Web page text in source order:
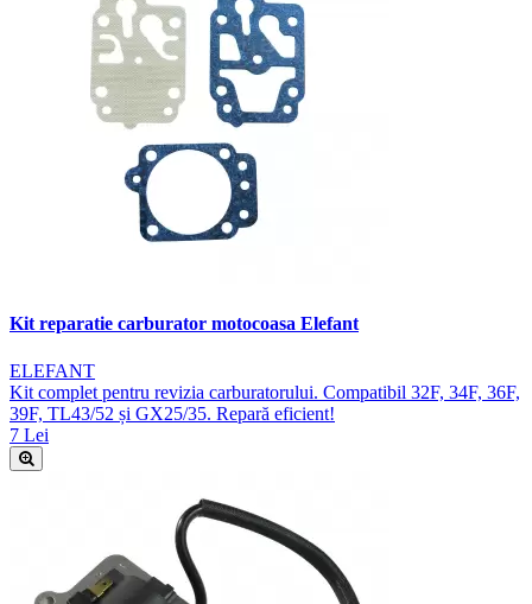
Kit reparatie carburator motocoasa Elefant
ELEFANT
Kit complet pentru revizia carburatorului. Compatibil 32F, 34F, 36F,
39F, TL43/52 și GX25/35. Repară eficient!
7 Lei